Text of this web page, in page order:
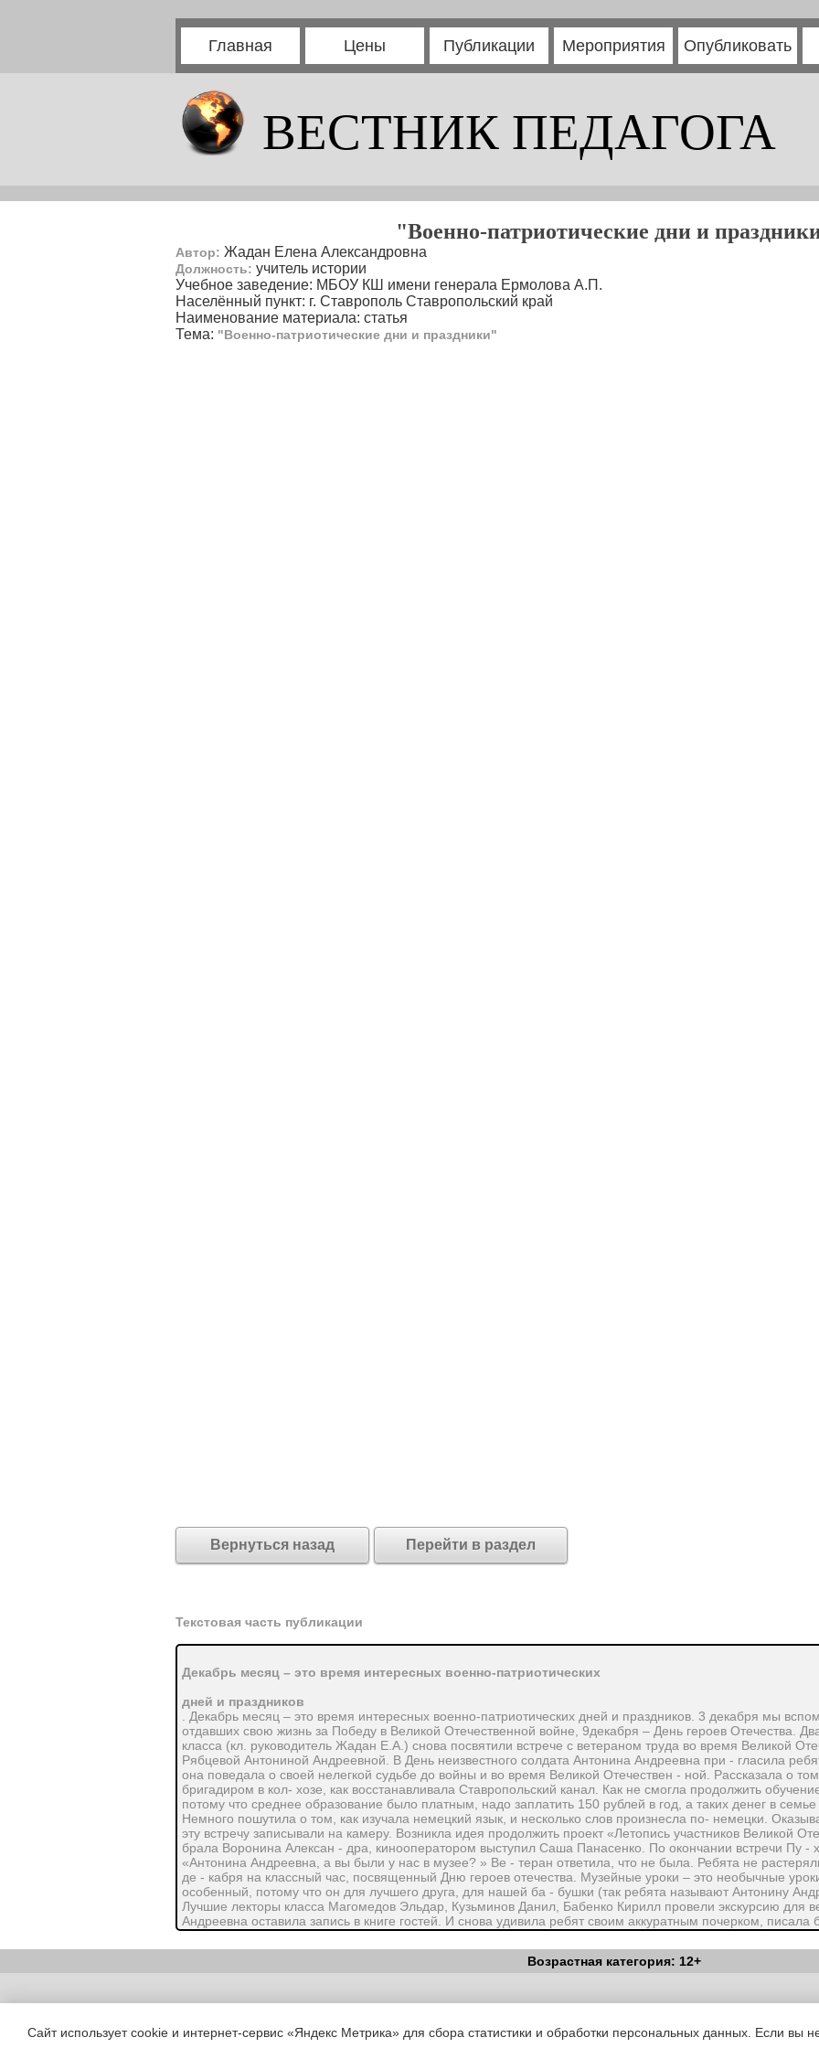
Главная Цены Публикации Мероприятия Опубликовать
ВЕСТНИК ПЕДАГОГА
"Военно-патриотические дни и
Автор: Жадан Елена Александровна
Должность: учитель истории
Учебное заведение: МБОУ КШ имени генерала Ермолова А.П.
Населённый пункт: г. Ставрополь Ставропольский край
Наименование материала: статья
Тема: "Военно-патриотические дни и праздники"
Вернуться назад Перейти в раздел
Текстовая часть публикации
Декабрь месяц – это время интересных военно-патриотических
дней и праздников
. Декабрь месяц – это время интересных военно-патриотических дней и праздников. 3 декабря мы
отдавших свою жизнь за Победу в Великой Отечественной войне, 9декабря – День героев Отечества.
класса (кл. руководитель Жадан Е.А.) снова посвятили встрече с ветераном труда во время Великой
Рябцевой Антониной Андреевной. В День неизвестного солдата Антонина Андреевна при - гласила
она поведала о своей нелегкой судьбе до войны и во время Великой Отечествен - ной. Рассказала о
бригадиром в кол- хозе, как восстанавливала Ставропольский канал. Как не смогла продолжить
потому что среднее образование было платным, надо заплатить 150 рублей в год, а таких денег в
Немного пошутила о том, как изучала немецкий язык, и несколько слов произнесла по- немецки.
эту встречу записывали на камеру. Возникла идея продолжить проект «Летопись участников Великой
брала Воронина Алексан - дра, кинооператором выступил Саша Панасенко. По окончании встречи Пу -
«Антонина Андреевна, а вы были у нас в музее? » Ве - теран ответила, что не была. Ребята не
де - кабря на классный час, посвященный Дню героев отечества. Музейные уроки – это необычные
особенный, потому что он для лучшего друга, для нашей ба - бушки (так ребята называют Антонину
Лучшие лекторы класса Магомедов Эльдар, Кузьминов Данил, Бабенко Кирилл провели экскурсию для
Андреевна оставила запись в книге гостей. И снова удивила ребят своим аккуратным почерком,
она не скрывает, желает всем здоровья и долголетия. Спасибо Вам, Антонина Андреевна – настоящий
Возрастная категория: 12+
Copyright (c) |Вестник Педагога|Об издании|Условия|Политика
Сайт использует cookie и интернет-сервис «Яндекс Метрика» для сбора статистики и обработки персональных данных. Если вы